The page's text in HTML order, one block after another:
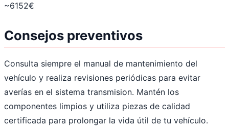
~6152€
Consejos preventivos
Consulta siempre el manual de mantenimiento del
vehículo y realiza revisiones periódicas para evitar
averías en el sistema transmision. Mantén los
componentes limpios y utiliza piezas de calidad
certificada para prolongar la vida útil de tu vehículo.